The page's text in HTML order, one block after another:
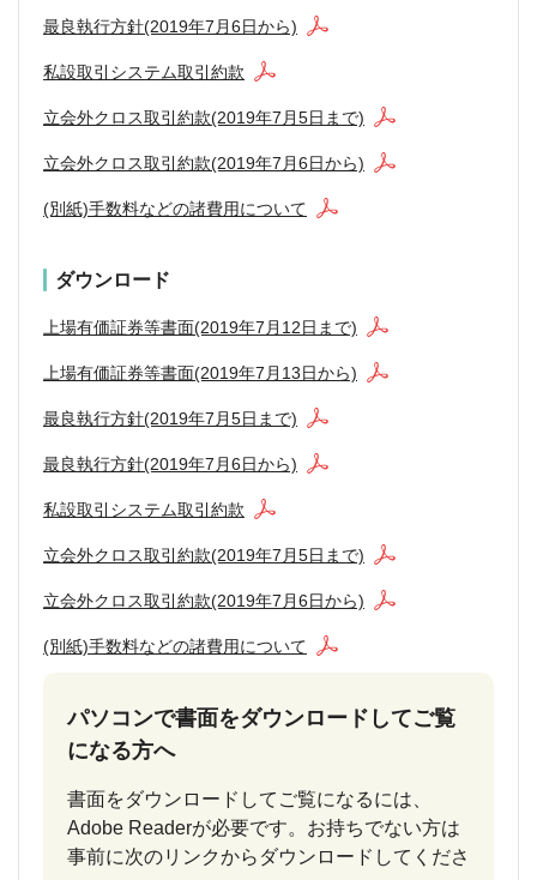
最良執行方針(2019年7月6日から)
私設取引システム取引約款
立会外クロス取引約款(2019年7月5日まで)
立会外クロス取引約款(2019年7月6日から)
(別紙)手数料などの諸費用について
ダウンロード
上場有価証券等書面(2019年7月12日まで)
上場有価証券等書面(2019年7月13日から)
最良執行方針(2019年7月5日まで)
最良執行方針(2019年7月6日から)
私設取引システム取引約款
立会外クロス取引約款(2019年7月5日まで)
立会外クロス取引約款(2019年7月6日から)
(別紙)手数料などの諸費用について
パソコンで書面をダウンロードしてご覧
になる方へ
書面をダウンロードしてご覧になるには、
Adobe Readerが必要です。お持ちでない方は
事前に次のリンクからダウンロードしてくださ